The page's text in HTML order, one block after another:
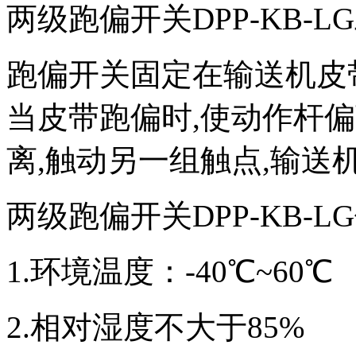
两级跑偏开关DPP-KB-LG
跑偏开关固定在输送机
当皮带跑偏时,使动作杆
离,触动另一组触点,输送
两级跑偏开关DPP-KB-LG
1.环境温度：-40℃~60℃
2.相对湿度不大于85%